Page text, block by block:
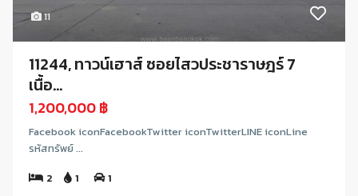
11
11244, ทาวน์เฮาส์ ซอยไสวประชาราษฎร์ 7
เนื้อ...
1,200,000 ฿
Facebook iconFacebookTwitter iconTwitterLINE iconLine
รหัสทรัพย์ ...
2
1 1